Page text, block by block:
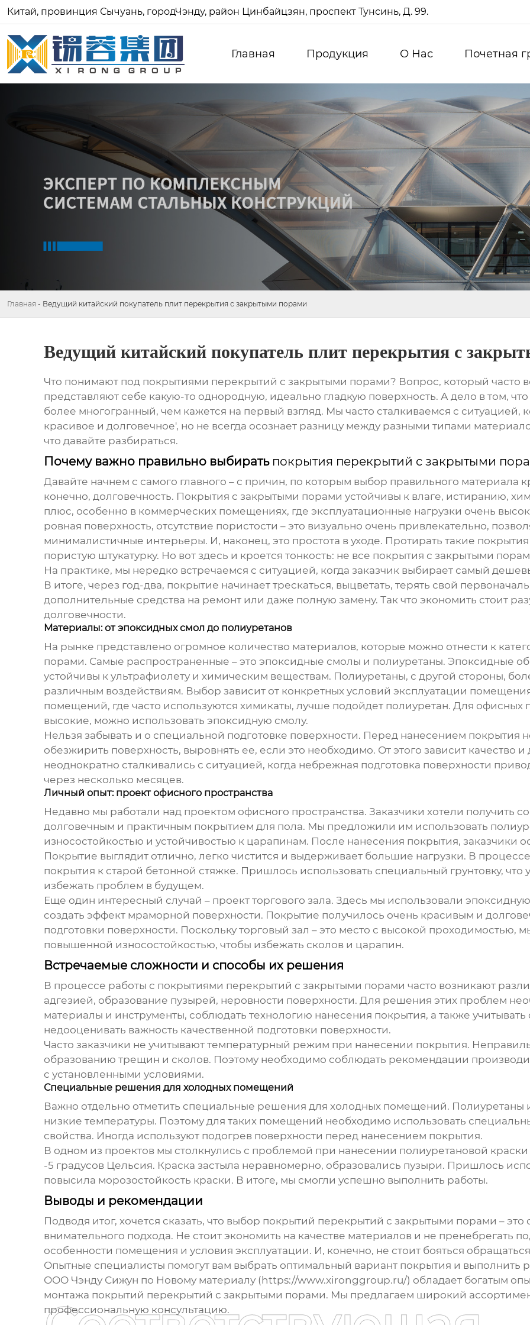
Китай, провинция Сычуань, городЧэнду, район Цинбайцзян, проспект Тунсинь, Д. 99.
Главная Продукция О Нас Почетная
Главная - Ведущий китайский покупатель плит перекрытия с закрытыми порами
Ведущий китайский покупатель плит перекрытия с
Что понимают под покрытиями перекрытий с закрытыми порами? Вопрос, который часто
представляют себе какую-то однородную, идеально гладкую поверхность. А дело в том, что
более многогранный, чем кажется на первый взгляд. Мы часто сталкиваемся с ситуацией,
красивое и долговечное', но не всегда осознает разницу между разными типами
что давайте разбираться.
Почему важно правильно выбирать покрытия перекрытий с закрытыми
Давайте начнем с самого главного – с причин, по которым выбор правильного материала
конечно, долговечность. Покрытия с закрытыми порами устойчивы к влаге, истиранию,
плюс, особенно в коммерческих помещениях, где эксплуатационные нагрузки очень
ровная поверхность, отсутствие пористости – это визуально очень привлекательно,
минималистичные интерьеры. И, наконец, это простота в уходе. Протирать такие
пористую штукатурку. Но вот здесь и кроется тонкость: не все покрытия с закрытыми
На практике, мы нередко встречаемся с ситуацией, когда заказчик выбирает самый
В итоге, через год-два, покрытие начинает трескаться, выцветать, терять свой
дополнительные средства на ремонт или даже полную замену. Так что экономить стоит
долговечности.
Материалы: от эпоксидных смол до полиуретанов
На рынке представлено огромное количество материалов, которые можно отнести к
порами. Самые распространенные – это эпоксидные смолы и полиуретаны. Эпоксидные
устойчивы к ультрафиолету и химическим веществам. Полиуретаны, с другой стороны,
различным воздействиям. Выбор зависит от конкретных условий эксплуатации
помещений, где часто используются химикаты, лучше подойдет полиуретан. Для офисных
высокие, можно использовать эпоксидную смолу.
Нельзя забывать и о специальной подготовке поверхности. Перед нанесением покрытия
обезжирить поверхность, выровнять ее, если это необходимо. От этого зависит качество
неоднократно сталкивались с ситуацией, когда небрежная подготовка поверхности
через несколько месяцев.
Личный опыт: проект офисного пространства
Недавно мы работали над проектом офисного пространства. Заказчики хотели получить
долговечным и практичным покрытием для пола. Мы предложили им использовать
износостойкостью и устойчивостью к царапинам. После нанесения покрытия, заказчики
Покрытие выглядит отлично, легко чистится и выдерживает большие нагрузки. В
покрытия к старой бетонной стяжке. Пришлось использовать специальный грунтовку, что
избежать проблем в будущем.
Еще один интересный случай – проект торгового зала. Здесь мы использовали
создать эффект мраморной поверхности. Покрытие получилось очень красивым и
подготовки поверхности. Поскольку торговый зал – это место с высокой проходимостью,
повышенной износостойкостью, чтобы избежать сколов и царапин.
Встречаемые сложности и способы их решения
В процессе работы с покрытиями перекрытий с закрытыми порами часто возникают
адгезией, образование пузырей, неровности поверхности. Для решения этих проблем
материалы и инструменты, соблюдать технологию нанесения покрытия, а также
недооценивать важность качественной подготовки поверхности.
Часто заказчики не учитывают температурный режим при нанесении покрытия.
образованию трещин и сколов. Поэтому необходимо соблюдать рекомендации
с установленными условиями.
Специальные решения для холодных помещений
Важно отдельно отметить специальные решения для холодных помещений. Полиуретаны
низкие температуры. Поэтому для таких помещений необходимо использовать
свойства. Иногда используют подогрев поверхности перед нанесением покрытия.
В одном из проектов мы столкнулись с проблемой при нанесении полиуретановой
-5 градусов Цельсия. Краска застыла неравномерно, образовались пузыри. Пришлось
повысила морозостойкость краски. В итоге, мы смогли успешно выполнить работы.
Выводы и рекомендации
Подводя итог, хочется сказать, что выбор покрытий перекрытий с закрытыми порами – это
внимательного подхода. Не стоит экономить на качестве материалов и не пренебрегать
особенности помещения и условия эксплуатации. И, конечно, не стоит бояться
Опытные специалисты помогут вам выбрать оптимальный вариант покрытия и выполнить
ООО Чэнду Сижун по Новому материалу (https://www.xironggroup.ru/) обладает богатым
монтажа покрытий перекрытий с закрытыми порами. Мы предлагаем широкий
профессиональную консультацию.